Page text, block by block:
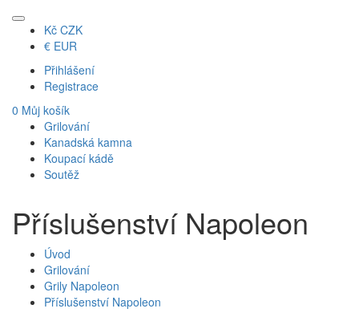
Kč CZK
€ EUR
Přihlášení
Registrace
0 Můj košík
Grilování
Kanadská kamna
Koupací kádě
Soutěž
Příslušenství Napoleon
Úvod
Grilování
Grily Napoleon
Příslušenství Napoleon